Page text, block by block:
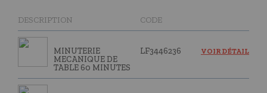
DESCRIPTION CODE
MINUTERIE
MECANIQUE DE
TABLE 60 MINUTES
LF3446236 VOIR DÉTAIL